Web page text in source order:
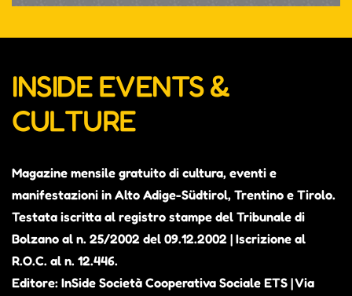
INSIDE EVENTS &
CULTURE
Magazine mensile gratuito di cultura, eventi e
manifestazioni in Alto Adige-Südtirol, Trentino e Tirolo.
Testata iscritta al registro stampe del Tribunale di
Bolzano al n. 25/2002 del 09.12.2002 | Iscrizione al
R.O.C. al n. 12.446.
Editore: InSide Società Cooperativa Sociale ETS | Via